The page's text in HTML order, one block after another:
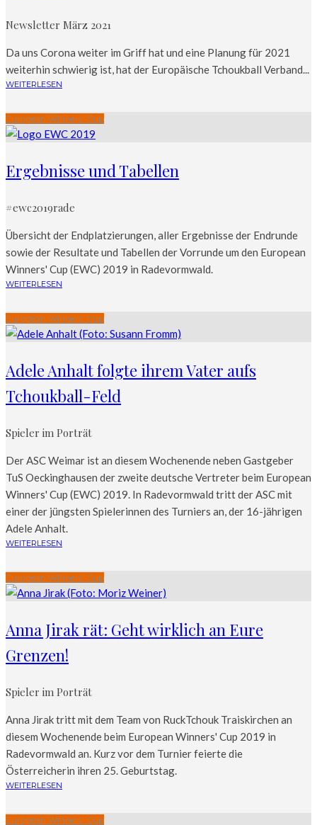
Newsletter März 2021
Da uns Corona weiter im Griff hat und eine Planung für 2021
weiterhin schwierig ist, hat der Europäische Tchoukball Verband...
WEITERLESEN
European Winners' Cup
Ergebnisse und Tabellen
#ewc2019rade
Übersicht der Endplatzierungen, aller Ergebnisse der Endrunde
sowie der Resultate und Tabellen der Vorrunde um den European
Winners' Cup (EWC) 2019 in Radevormwald.
WEITERLESEN
European Winners' Cup
Adele Anhalt folgte ihrem Vater aufs
Tchoukball-Feld
Spieler im Porträt
Der ASC Weimar ist an diesem Wochenende neben Gastgeber
TuS Oeckinghausen der zweite deutsche Vertreter beim European
Winners' Cup (EWC) 2019. In Radevormwald tritt der ASC mit
einer der jüngsten Spielerinnen des Turniers an, der 16-jährigen
Adele Anhalt.
WEITERLESEN
European Winners' Cup
Anna Jirak rät: Geht wirklich an Eure
Grenzen!
Spieler im Porträt
Anna Jirak tritt mit dem Team von RuckTchouk Traiskirchen an
diesem Wochenende beim European Winners' Cup 2019 in
Radevormwald an. Kurz vor dem Turnier feierte die
Österreicherin ihren 25. Geburtstag.
WEITERLESEN
European Winners' Cup